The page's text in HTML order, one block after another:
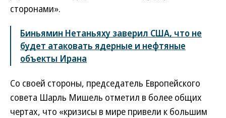
сторонами».
Биньямин Нетаньяху заверил США, что не
будет атаковать ядерные и нефтяные
объекты Ирана
Со своей стороны, председатель Европейского
совета Шарль Мишель отметил в более общих
чертах, что «кризисы в мире привели к большим